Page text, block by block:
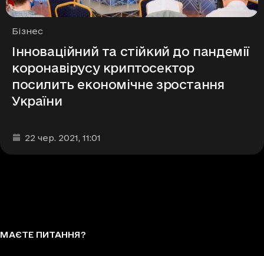
Рубрики
Бізнес
Інноваційний та стійкий до пандемії
коронавірусу криптосектор
посилить економічне зростання
України
Дата та час публікації
22 чер. 2021, 11:01
МАЄТЕ ПИТАННЯ?